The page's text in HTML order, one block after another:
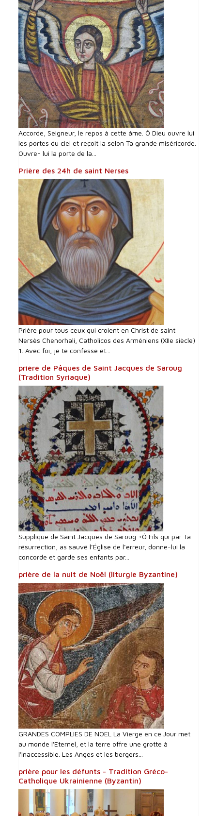
Accorde, Seigneur, le repos à cette âme. Ô Dieu ouvre lui
les portes du ciel et reçoit la selon Ta grande miséricorde.
Ouvre- lui la porte de la...
Prière des 24h de saint Nerses
Prière pour tous ceux qui croient en Christ de saint
Nersès Chenorhali, Catholicos des Arméniens (XIIe siècle)
1. Avec foi, je te confesse et...
prière de Pâques de Saint Jacques de Saroug
(Tradition Syriaque)
Supplique de Saint Jacques de Saroug +Ô Fils qui par Ta
résurrection, as sauvé l’Église de l’erreur, donne-lui la
concorde et garde ses enfants par...
prière de la nuit de Noël (liturgie Byzantine)
GRANDES COMPLIES DE NOEL La Vierge en ce Jour met
au monde l'Eternel, et la terre offre une grotte à
l'Inaccessible. Les Anges et les bergers...
prière pour les défunts - Tradition Gréco-
Catholique Ukrainienne (Byzantin)